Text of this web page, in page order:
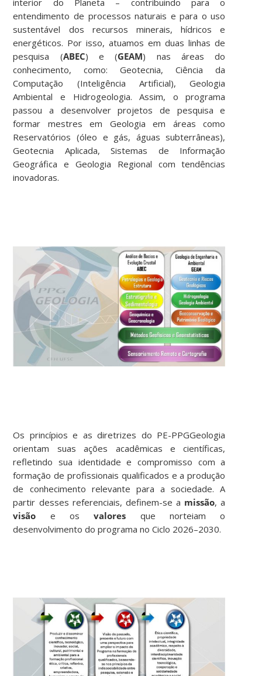
entendimento de processos naturais e para o uso
sustentável dos recursos minerais, hídricos e
energéticos. Por isso, atuamos em duas linhas de
pesquisa (ABEC) e (GEAM) nas áreas do
conhecimento, como: Geotecnia, Ciência da
Computação (Inteligência Artificial), Geologia
Ambiental e Hidrogeologia. Assim, o programa
passou a desenvolver projetos de pesquisa e
formar mestres em Geologia em áreas como
Reservatórios (óleo e gás, águas subterrâneas),
Geotecnia Aplicada, Sistemas de Informação
Geográfica e Geologia Regional com tendências
inovadoras.
Os princípios e as diretrizes do PE-PPGGeologia
orientam suas ações acadêmicas e científicas,
refletindo sua identidade e compromisso com a
formação de profissionais qualificados e a produção
de conhecimento relevante para a sociedade. A
partir desses referenciais, definem-se a missão, a
visão e osvalores que norteiam o
desenvolvimento do programa no Ciclo 2026–2030.